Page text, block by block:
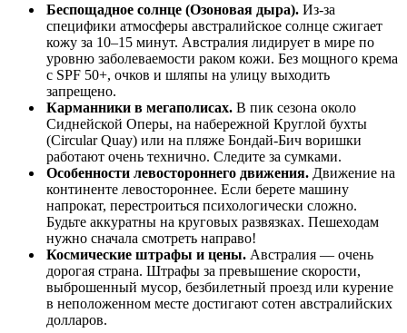
Беспощадное солнце (Озоновая дыра). Из-за
специфики атмосферы австралийское солнце сжигает
кожу за 10–15 минут. Австралия лидирует в мире по
уровню заболеваемости раком кожи. Без мощного крема
с SPF 50+, очков и шляпы на улицу выходить
запрещено.
Карманники в мегаполисах. В пик сезона около
Сиднейской Оперы, на набережной Круглой бухты
(Circular Quay) или на пляже Бондай-Бич воришки
работают очень технично. Следите за сумками.
Особенности левостороннего движения. Движение на
континенте левостороннее. Если берете машину
напрокат, перестроиться психологически сложно.
Будьте аккуратны на круговых развязках. Пешеходам
нужно сначала смотреть направо!
Космические штрафы и цены. Австралия — очень
дорогая страна. Штрафы за превышение скорости,
выброшенный мусор, безбилетный проезд или курение
в неположенном месте достигают сотен австралийских
долларов.